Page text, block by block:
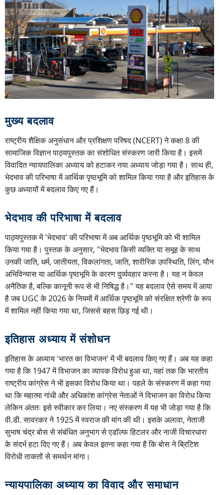
मुख्य बदलाव
राष्ट्रीय शैक्षिक अनुसंधान और प्रशिक्षण परिषद (NCERT) ने कक्षा 8 की
सामाजिक विज्ञान पाठ्यपुस्तक का संशोधित संस्करण जारी किया है। इसमें
विवादित न्यायपालिका अध्याय को हटाकर नया अध्याय जोड़ा गया है। साथ ही,
भेदभाव की परिभाषा में आर्थिक पृष्ठभूमि को शामिल किया गया है और इतिहास के
कुछ अध्यायों में बदलाव किए गए हैं।
भेदभाव की परिभाषा में बदलाव
पाठ्यपुस्तक में 'भेदभाव' की परिभाषा में अब आर्थिक पृष्ठभूमि को भी शामिल
किया गया है। पुस्तक के अनुसार, "भेदभाव किसी व्यक्ति या समूह के साथ
उनकी जाति, धर्म, जातीयता, विकलांगता, जाति, शारीरिक उपस्थिति, लिंग, यौन
अभिविन्यास या आर्थिक पृष्ठभूमि के कारण दुर्व्यवहार करना है। यह न केवल
अनैतिक है, बल्कि कानूनी रूप से भी निषिद्ध है।" यह बदलाव ऐसे समय में आया
है जब UGC के 2026 के नियमों में आर्थिक पृष्ठभूमि को संरक्षित श्रेणी के रूप
में शामिल नहीं किया गया था, जिससे बहस छिड़ गई थी।
इतिहास अध्याय में संशोधन
इतिहास के अध्याय 'भारत का विभाजन' में भी बदलाव किए गए हैं। अब यह कहा
गया है कि 1947 में विभाजन का व्यापक विरोध हुआ था, यहां तक कि भारतीय
राष्ट्रीय कांग्रेस ने भी इसका विरोध किया था। पहले के संस्करण में कहा गया
था कि महात्मा गांधी और अधिकांश कांग्रेस नेताओं ने विभाजन का विरोध किया
लेकिन अंततः इसे स्वीकार कर लिया। नए संस्करण में यह भी जोड़ा गया है कि
वी.डी. सावरकर ने 1925 में स्वराज की मांग की थी। इसके अलावा, नेताजी
सुभाष चंद्र बोस से संबंधित अनुभाग से एडॉल्फ हिटलर और नाजी विचारधारा
के संदर्भ हटा दिए गए हैं। अब केवल इतना कहा गया है कि बोस ने ब्रिटिश
विरोधी ताकतों से समर्थन मांगा।
न्यायपालिका अध्याय का विवाद और समाधान